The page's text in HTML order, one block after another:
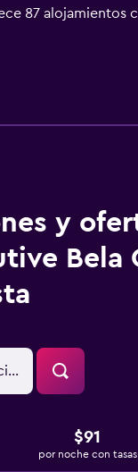
87
con ducha,
acceso a
y
Bela
$91
por noche con tasas